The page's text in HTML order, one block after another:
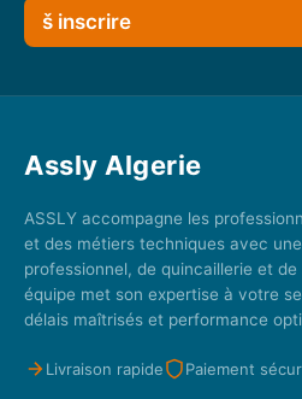
š inscrire
Assly Algerie
ASSLY accompagne les
et des métiers techniques avec
professionnel, de quincaillerie et
équipe met son expertise à votre
délais maîtrisés et performance
Livraison rapide Paiement